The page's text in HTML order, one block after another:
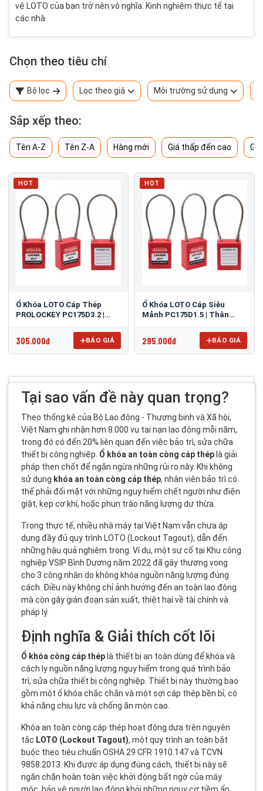
vệ LOTO của bạn trở nên vô nghĩa. Kinh nghiệm thực tế tại
các nhà
Chọn theo tiêu chí
Bộ lọc Lọc theo giá Môi trường sử dụng
Sắp xếp theo:
Tên A-Z Tên Z-A Hàng mới Giá thấp đến cao
HOT
Ổ Khóa LOTO Cáp Thép
PROLOCKEY PC175D3.2 |
Hoạt Cách Điện
305.000đ BÁO GIÁ
HOT
Ổ Khóa LOTO Cáp Siêu
Mảnh PC175D1.5 | Thân
295.000đ BÁO GIÁ
Tại sao vấn đề này quan trọng?
Theo thống kê của Bộ Lao động - Thương binh và Xã hội,
Việt Nam ghi nhận hơn 8.000 vụ tai nạn lao động mỗi năm,
trong đó có đến 20% liên quan đến việc bảo trì, sửa chữa
thiết bị công nghiệp. Ổ khóa an toàn còng cáp thép là giải
pháp then chốt để ngăn ngừa những rủi ro này. Khi không
sử dụng khóa an toàn còng cáp thép, nhân viên bảo trì có
thể phải đối mặt với những nguy hiểm chết người như điện
giật, kẹp cơ khí, hoặc phun trào năng lượng dư thừa.
Trong thực tế, nhiều nhà máy tại Việt Nam vẫn chưa áp
dụng đầy đủ quy trình LOTO (Lockout Tagout), dẫn đến
những hậu quả nghiêm trọng. Ví dụ, một sự cố tại Khu công
nghiệp VSIP Bình Dương năm 2022 đã gây thương vong
cho 3 công nhân do không khóa nguồn năng lượng đúng
cách. Điều này không chỉ ảnh hưởng đến an toàn lao động
mà còn gây gián đoạn sản xuất, thiệt hại về tài chính và
pháp lý.
Định nghĩa & Giải thích cốt lõi
Ổ khóa còng cáp thép là thiết bị an toàn dùng để khóa và
cách ly nguồn năng lượng nguy hiểm trong quá trình bảo
trì, sửa chữa thiết bị công nghiệp. Thiết bị này thường bao
gồm một ổ khóa chắc chắn và một sợi cáp thép bền bỉ, có
khả năng chịu lực và chống ăn mòn cao.
Khóa an toàn còng cáp thép hoạt động dựa trên nguyên
tắc LOTO (Lockout Tagout), một quy trình an toàn bắt
buộc theo tiêu chuẩn OSHA 29 CFR 1910.147 và TCVN
9858:2013. Khi được áp dụng đúng cách, thiết bị này sẽ
ngăn chặn hoàn toàn việc khởi động bất ngờ của máy